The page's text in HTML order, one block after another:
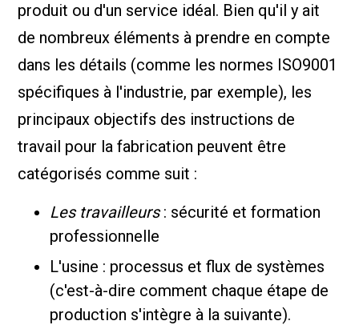
produit ou d'un service idéal. Bien qu'il y ait
de nombreux éléments à prendre en compte
dans les détails (comme les normes ISO9001
spécifiques à l'industrie, par exemple), les
principaux objectifs des instructions de
travail pour la fabrication peuvent être
catégorisés comme suit :
Les travailleurs: sécurité et formation
professionnelle
L'usine : processus et flux de systèmes
(c'est-à-dire comment chaque étape de
production s'intègre à la suivante).